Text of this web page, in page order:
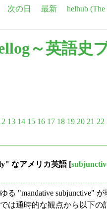
次の日 最新
helhub
～英語史
13 14 15 16 17 18 19 20 21 22
なアメリカ英語[
"mandative subjunctive"
は通時的な観点から以下の